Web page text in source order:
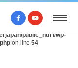
public_html/wp-
on line 53
public_html/wp-
on line 54